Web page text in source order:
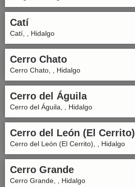
Catí
Catí, , Hidalgo
Cerro Chato
Cerro Chato, , Hidalgo
Cerro del Águila
Cerro del Águila, , Hidalgo
Cerro del León (El Cerrito)
Cerro del León (El Cerrito), , Hidalgo
Cerro Grande
Cerro Grande, , Hidalgo